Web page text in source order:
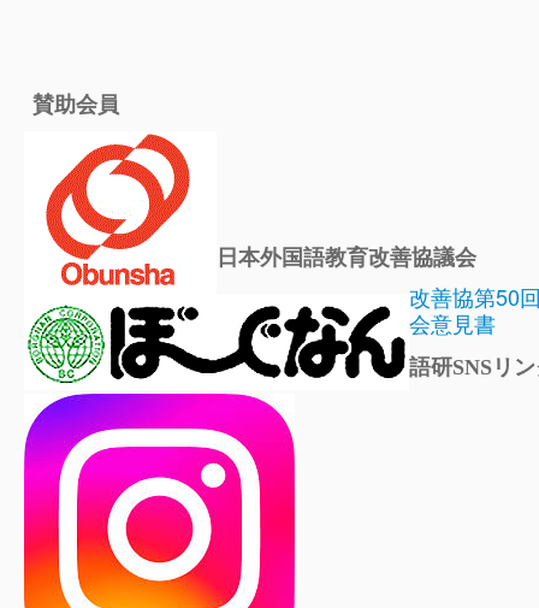
賛助会員
日本外国語教育改善協議会
改善協第50
会意見書
語研SNSリ